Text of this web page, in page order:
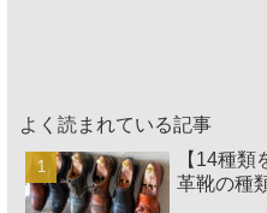
よく読まれている記事
【14種類
革靴の種